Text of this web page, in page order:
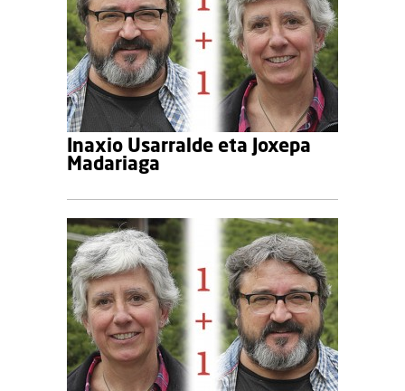
Inaxio Usarralde eta Joxepa
Madariaga